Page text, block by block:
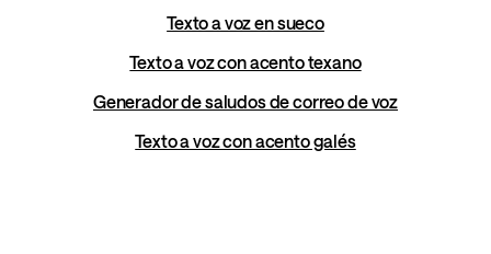
Texto a voz en sueco
Texto a voz con acento texano
Generador de saludos de correo de voz
Texto a voz con acento galés